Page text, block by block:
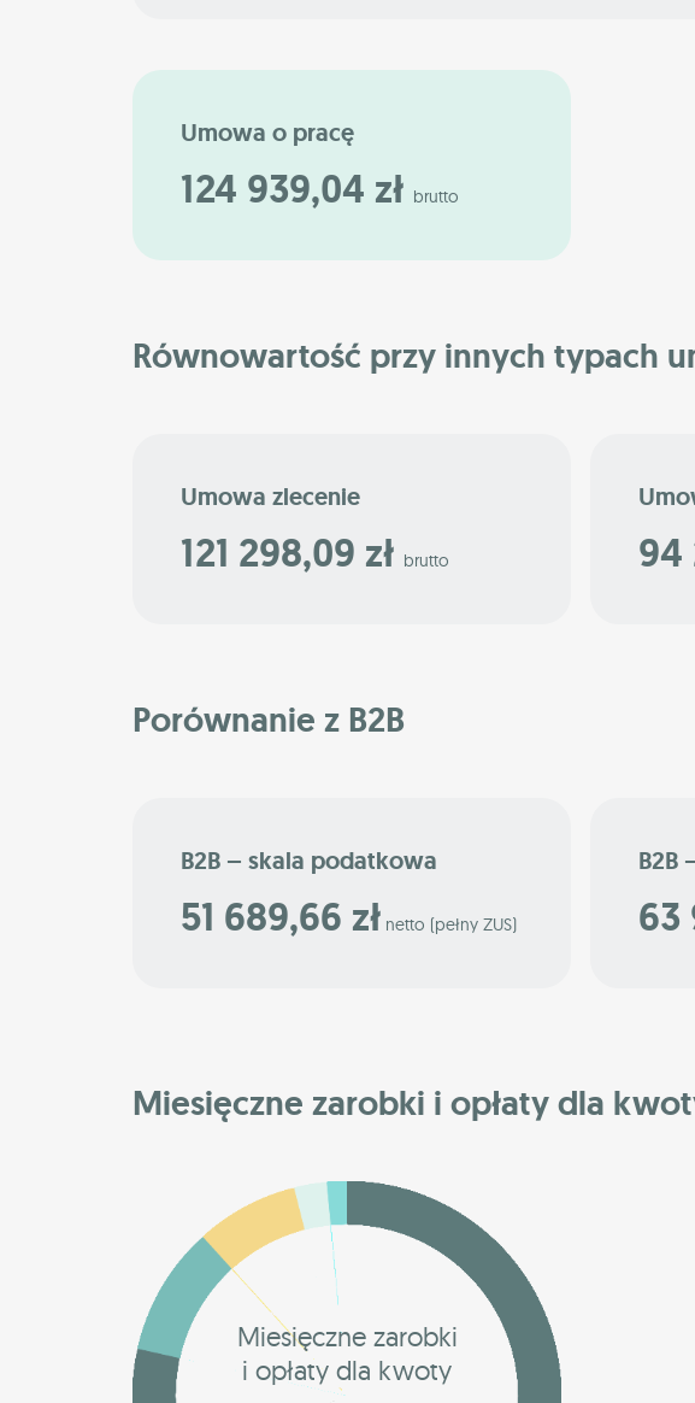
Umowa o pracę
124 939,04 zł brutto
Równowartość przy innych typach
Umowa zlecenie
121 298,09 zł brutto 94
Porównanie z B2B
B2B – skala podatkowa
51 689,66 zł netto (pełny ZUS)
B2B
63
Miesięczne zarobki i opłaty dla
Miesięczne zarobki
i opłaty dla kwoty